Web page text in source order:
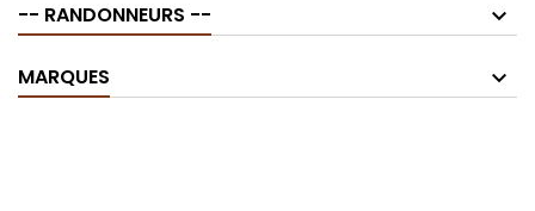
-- RANDONNEURS --
MARQUES